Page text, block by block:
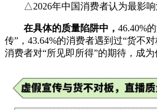
△2026年中国消费者认为最影响
在具体的质量陷阱中， 46.40%
传”，43.64%的消费者遇到过“货不
消费者对“所见即所得”的期待，成为